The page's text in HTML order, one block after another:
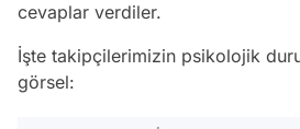
cevaplar verdiler.
İşte takipçilerimizin psikolojik
görsel: